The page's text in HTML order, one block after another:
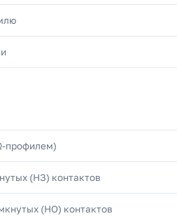
профилем)
(НЗ) контактов
(НО) контактов